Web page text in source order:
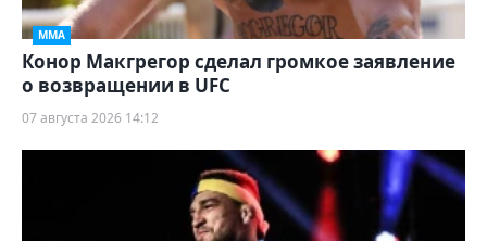
ММА
Конор Макгрегор сделал громкое заявление
о возвращении в UFC
07 августа 2026 14:12